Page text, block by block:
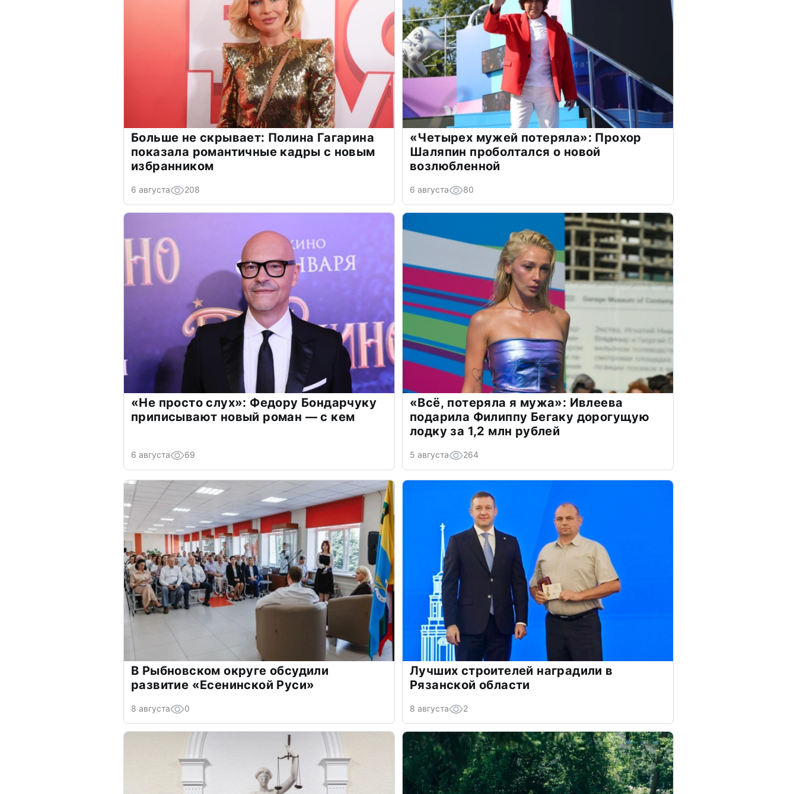
Больше не скрывает: Полина Гагарина
показала романтичные кадры с новым
избранником
6 августа 208
«Четырех мужей потеряла»: Прохор
Шаляпин проболтался о новой
возлюбленной
6 августа 80
«Не просто слух»: Федору Бондарчуку
приписывают новый роман — с кем
6 августа 69
«Всё, потеряла я мужа»: Ивлеева
подарила Филиппу Бегаку дорогущую
лодку за 1,2 млн рублей
5 августа 264
В Рыбновском округе обсудили
развитие «Есенинской Руси»
8 августа 0
Лучших строителей наградили в
Рязанской области
8 августа 2